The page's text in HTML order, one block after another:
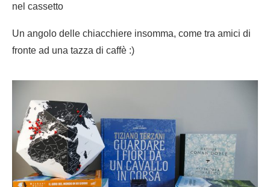
nel cassetto
Un angolo delle chiacchiere insomma, come tra amici di
fronte ad una tazza di caffè :)